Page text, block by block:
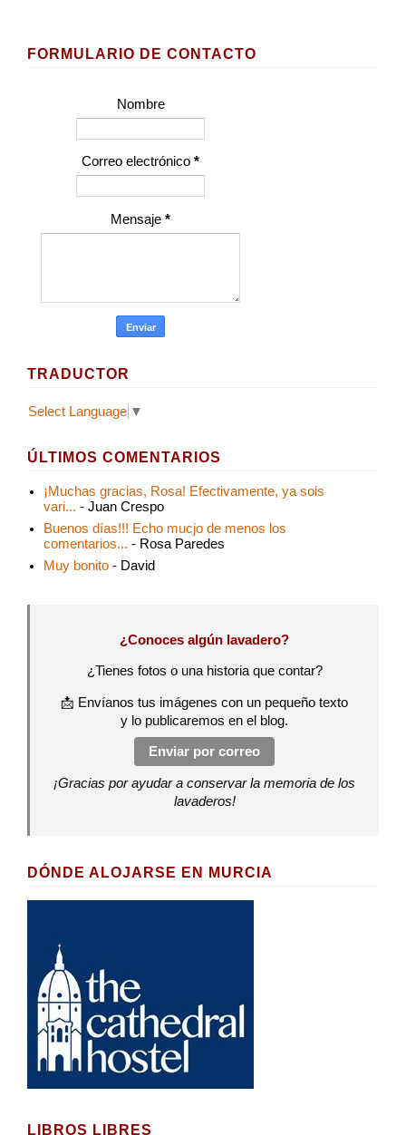
FORMULARIO DE CONTACTO
Nombre
Correo electrónico *
Mensaje *
TRADUCTOR
Select Language ▼
ÚLTIMOS COMENTARIOS
¡Muchas gracias, Rosa! Efectivamente, ya sois
vari... - Juan Crespo
Buenos días!!! Echo mucjo de menos los
comentarios... - Rosa Paredes
Muy bonito - David
¿Conoces algún lavadero?
¿Tienes fotos o una historia que contar?
📩 Envíanos tus imágenes con un pequeño texto
y lo publicaremos en el blog.
Enviar por correo
¡Gracias por ayudar a conservar la memoria de los
lavaderos!
DÓNDE ALOJARSE EN MURCIA
LIBROS LIBRES